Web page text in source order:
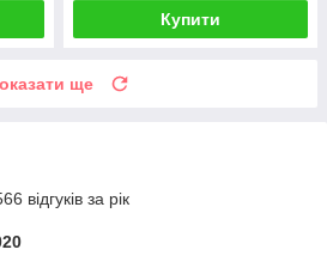
Купити
ще
відгуків за рік